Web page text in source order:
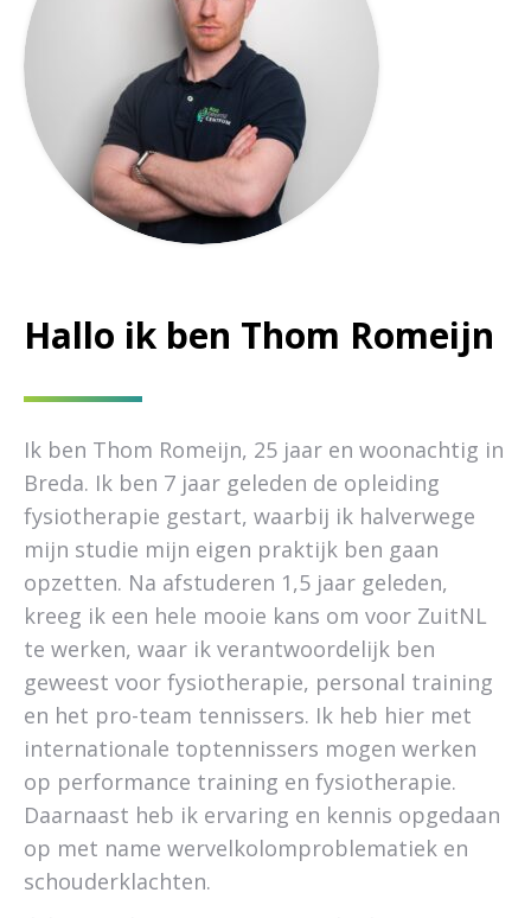
Hallo ik ben Thom Romeijn
Ik ben Thom Romeijn, 25 jaar en woonachtig in
Breda. Ik ben 7 jaar geleden de opleiding
fysiotherapie gestart, waarbij ik halverwege
mijn studie mijn eigen praktijk ben gaan
opzetten. Na afstuderen 1,5 jaar geleden,
kreeg ik een hele mooie kans om voor ZuitNL
te werken, waar ik verantwoordelijk ben
geweest voor fysiotherapie, personal training
en het pro-team tennissers. Ik heb hier met
internationale toptennissers mogen werken
op performance training en fysiotherapie.
Daarnaast heb ik ervaring en kennis opgedaan
op met name wervelkolomproblematiek en
schouderklachten.